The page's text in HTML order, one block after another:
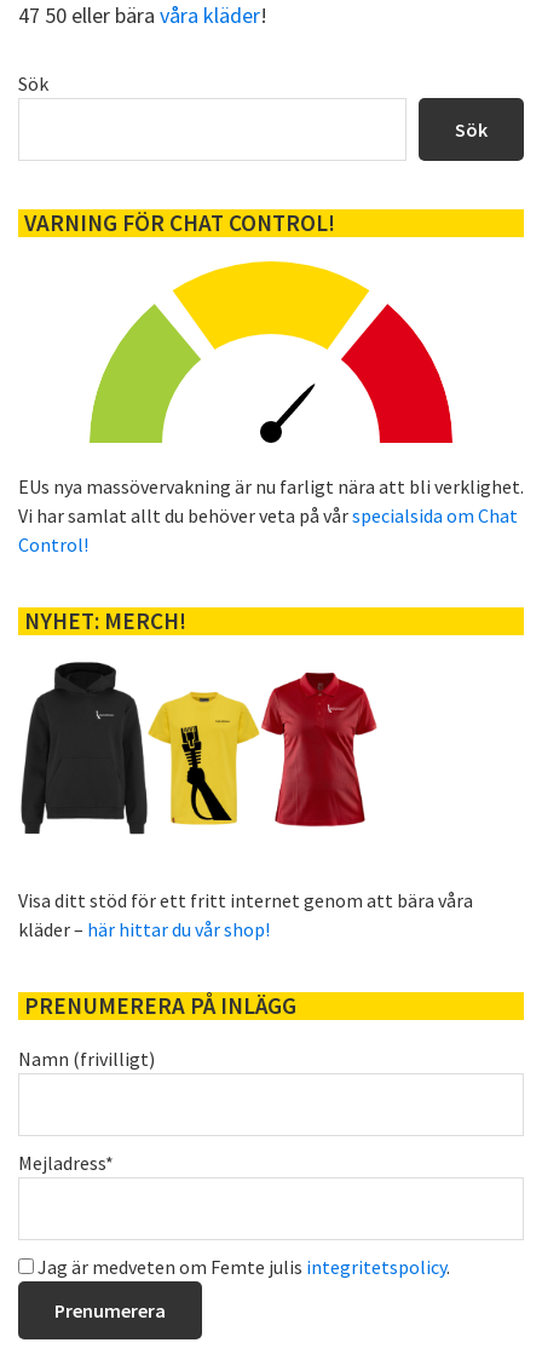
47 50 eller bära våra kläder!
Primärt
Sök
Sök
VARNING FÖR CHAT CONTROL!
EUs nya massövervakning är nu farligt nära att bli verklighet.
Vi har samlat allt du behöver veta på vårspecialsida om Chat
Control!
NYHET: MERCH!
Visa ditt stöd för ett fritt internet genom att bära våra
kläder – här hittar du vår shop!
PRENUMERERA PÅ INLÄGG
Namn (frivilligt)
Mejladress*
Jag är medveten om Femte julis integritetspolicy.